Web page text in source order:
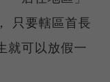
只要轄區首長
就可以放假一